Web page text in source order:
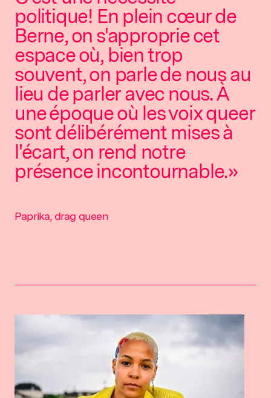
politique! En plein cœur de
Berne, on s'approprie cet
espace où, bien trop
souvent, on parle de nous au
lieu de parler avec nous. À
une époque où les voix queer
sont délibérément mises à
l'écart, on rend notre
présence incontournable.»
Paprika, drag queen